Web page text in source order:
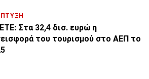
Στα 32,4 δισ. ευρώ η
του τουρισμού στο ΑΕΠ το